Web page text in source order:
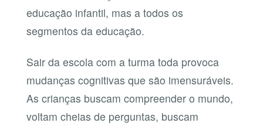
educação infantil, mas a todos os
segmentos da educação.
Sair da escola com a turma toda provoca
mudanças cognitivas que são imensuráveis.
As crianças buscam compreender o mundo,
voltam cheias de perguntas, buscam